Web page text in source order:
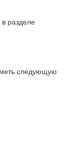
разделе
следующую